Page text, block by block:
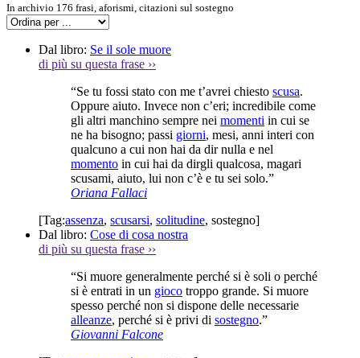
In archivio 176 frasi, aforismi, citazioni sul sostegno
Dal libro: Se il sole muore
di più su questa frase ››
“Se tu fossi stato con me t’avrei chiesto scusa.
Oppure aiuto. Invece non c’eri; incredibile come
gli altri manchino sempre nei momenti in cui se
ne ha bisogno; passi giorni, mesi, anni interi con
qualcuno a cui non hai da dir nulla e nel
momento in cui hai da dirgli qualcosa, magari
scusami, aiuto, lui non c’è e tu sei solo.”
Oriana Fallaci
[Tag:assenza, scusarsi, solitudine, sostegno]
Dal libro: Cose di cosa nostra
di più su questa frase ››
“Si muore generalmente perché si è soli o perché
si è entrati in un gioco troppo grande. Si muore
spesso perché non si dispone delle necessarie
alleanze, perché si è privi di sostegno.”
Giovanni Falcone